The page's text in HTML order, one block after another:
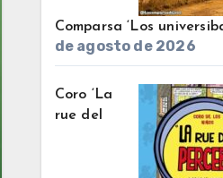
Comparsa ‘Los
de agosto de 2026
Coro ‘La
rue del